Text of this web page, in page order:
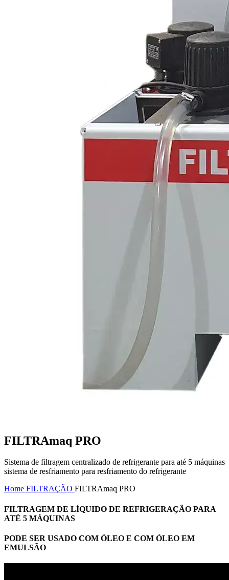
FILTRAmaq PRO
Sistema de filtragem centralizado de refrigerante para até 5 máquinas
sistema de resfriamento para resfriamento do refrigerante
Home FILTRAÇÃO FILTRAmaq PRO
FILTRAGEM DE LÍQUIDO DE REFRIGERAÇÃO PARA
ATÉ 5 MÁQUINAS
PODE SER USADO COM ÓLEO E COM ÓLEO EM
EMULSÃO